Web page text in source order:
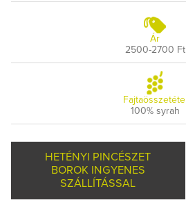
Ár
2500-2700 Ft
Fajtaösszetétel
100% syrah
HETÉNYI PINCÉSZET
BOROK INGYENES
SZÁLLÍTÁSSAL